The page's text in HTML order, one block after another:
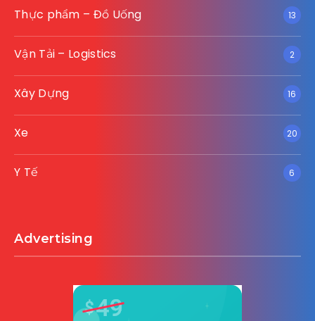
Thực phẩm – Đồ Uống 13
Vận Tải – Logistics 2
Xây Dựng 16
Xe 20
Y Tế 6
Advertising